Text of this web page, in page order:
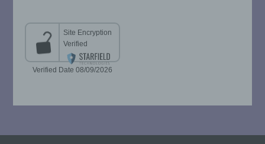
juristische Person, Behörde, Einrichtung
oder andere Stelle, die personenbezogene
Daten im Auftrag des Verantwortlichen
verarbeitet.